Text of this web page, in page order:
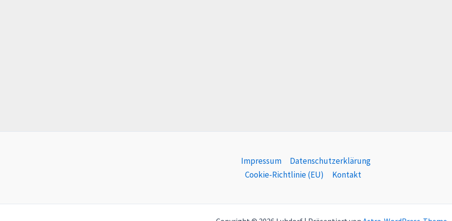
Impressum
Datenschutzerklärung
Cookie-Richtlinie (EU)
Kontakt